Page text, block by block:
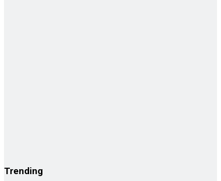
Trending